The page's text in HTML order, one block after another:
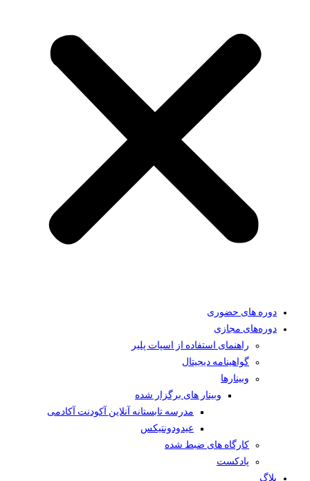
دوره های حضوری
دوره‌های مجازی
راهنمای استفاده از اسپات پلیر
گواهینامه دیجیتال
وبینار‌ها
وبینار های برگزار شده
مدرسه تابستانه آنلاین آکودنت آکادمی
عیدودونتیکس
کارگاه های ضبط شده
پادکست
بلاگ